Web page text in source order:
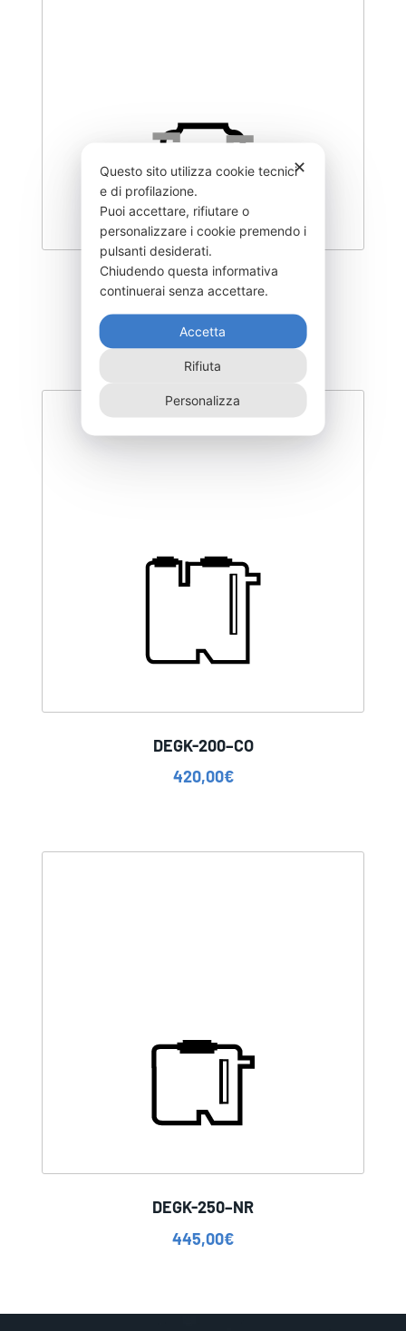
DEGL-300–CO
355,00€
DEGK-200–CO
420,00€
DEGK-250–NR
445,00€
✕
Questo sito utilizza cookie tecnici
e di profilazione.
Puoi accettare, rifiutare o
personalizzare i cookie premendo i
pulsanti desiderati.
Chiudendo questa informativa
continuerai senza accettare.
Accetta
Rifiuta
Personalizza